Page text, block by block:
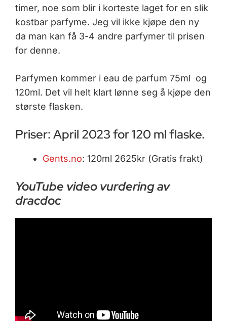
timer, noe som blir i korteste laget for en slik
kostbar parfyme. Jeg vil ikke kjøpe den ny
da man kan få 3-4 andre parfymer til prisen
for denne.
Parfymen kommer i eau de parfum 75ml og
120ml. Det vil helt klart lønne seg å kjøpe den
største flasken.
Priser: April 2023 for 120 ml flaske.
Gents.no: 120ml 2625kr (Gratis frakt)
YouTube video vurdering av
dracdoc